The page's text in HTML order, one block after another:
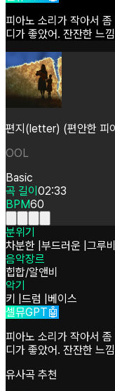
피아노 소리가 작아서 좀
디가 좋았어. 잔잔한 느낌
편지(letter) (편안한 피
OOL
Basic
곡 길이 02:33
BPM60
분위기
차분한 부드러운 그루
음악장르
힙합/알앤비
악기
키 드럼
베이스
셀뮤GPT🤖
피아노 소리가 작아서
디가 좋았어. 잔잔한 느
유사곡 추천